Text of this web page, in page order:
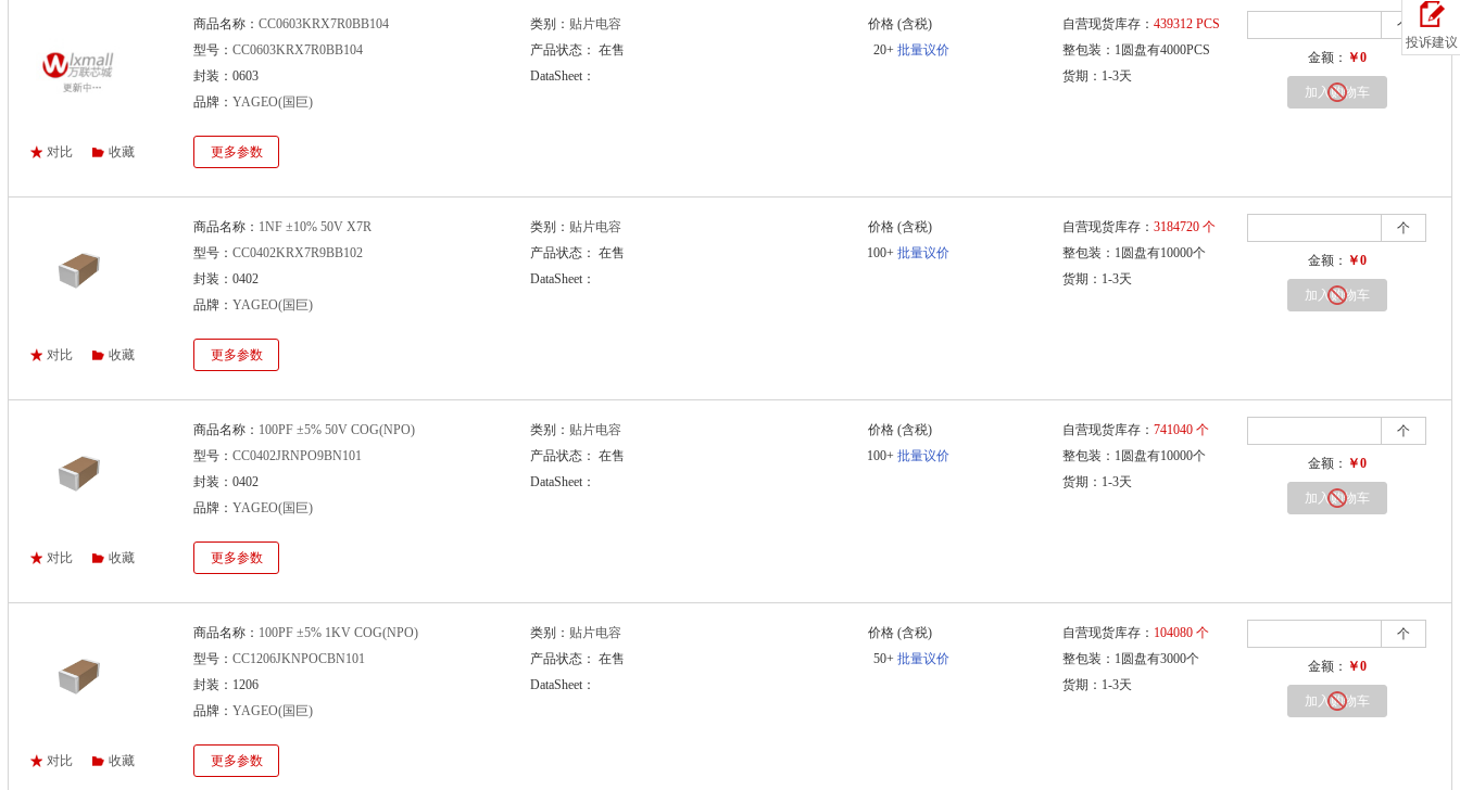
对比 收藏
商品名称： CC0603KRX7R0BB104
型号： CC0603KRX7R0BB104
封装：0603
品牌： YAGEO(国巨)
更多参数
类别： 贴片电容
产品状态： 在售
DataSheet：
价格 (含税)
20+ 批量议价
自营现货库存： 439312 PCS
整包装：1圆盘有4000PCS
货期：1-3天
个
金额： ￥0
加入购物车
对比 收藏
商品名称： 1NF ±10% 50V X7R
型号： CC0402KRX7R9BB102
封装：0402
品牌： YAGEO(国巨)
更多参数
类别： 贴片电容
产品状态： 在售
DataSheet：
价格 (含税)
100+ 批量议价
自营现货库存： 3184720 个
整包装：1圆盘有10000个
货期：1-3天
个
金额： ￥0
加入购物车
对比 收藏
商品名称： 100PF ±5% 50V COG(NPO)
型号： CC0402JRNPO9BN101
封装：0402
品牌： YAGEO(国巨)
更多参数
类别： 贴片电容
产品状态： 在售
DataSheet：
价格 (含税)
100+ 批量议价
自营现货库存： 741040 个
整包装：1圆盘有10000个
货期：1-3天
个
金额： ￥0
加入购物车
对比 收藏
商品名称： 100PF ±5% 1KV COG(NPO)
型号： CC1206JKNPOCBN101
封装：1206
品牌： YAGEO(国巨)
更多参数
类别： 贴片电容
产品状态： 在售
DataSheet：
价格 (含税)
50+ 批量议价
自营现货库存： 104080 个
整包装：1圆盘有3000个
货期：1-3天
个
金额： ￥0
加入购物车
投诉建议